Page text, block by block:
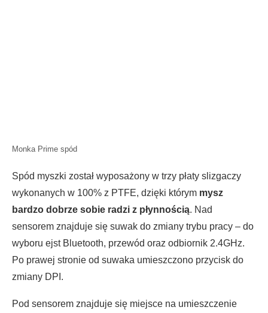
Monka Prime spód
Spód myszki został wyposażony w trzy płaty slizgaczy
wykonanych w 100% z PTFE, dzięki którym mysz
bardzo dobrze sobie radzi z płynnością. Nad
sensorem znajduje się suwak do zmiany trybu pracy – do
wyboru ejst Bluetooth, przewód oraz odbiornik 2.4GHz.
Po prawej stronie od suwaka umieszczono przycisk do
zmiany DPI.
Pod sensorem znajduje się miejsce na umieszczenie